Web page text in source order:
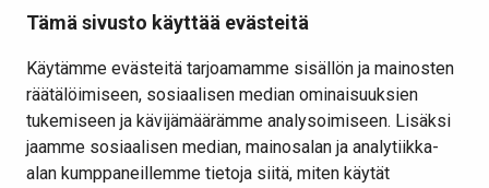
Tämä sivusto käyttää evästeitä
Käytämme evästeitä tarjoamamme sisällön ja mainosten
räätälöimiseen, sosiaalisen median ominaisuuksien
tukemiseen ja kävijämäärämme analysoimiseen. Lisäksi
jaamme sosiaalisen median, mainosalan ja analytiikka-
alan kumppaneillemme tietoja siitä, miten käytät
Elinvoima
Osallistu ja vaikuta
Yhteystiedot
Kansalaisaloite
Lomakkeet